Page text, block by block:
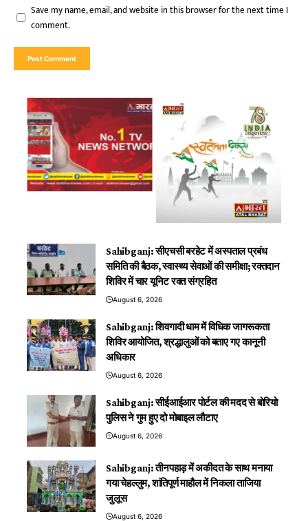
Save my name, email, and website in this browser for the next time I
comment.
Sahibganj: सीएचसी बरहेट में अस्पताल प्रबंध
समिति की बैठक, स्वास्थ्य सेवाओं की समीक्षा; रक्तदान
शिविर में चार यूनिट रक्त संग्रहित
August 6, 2026
Sahibganj: शिवगादी धाम में विधिक जागरूकता
शिविर आयोजित, श्रद्धालुओं को बताए गए कानूनी
अधिकार
August 6, 2026
Sahibganj: सीईआईआर पोर्टल की मदद से बोरियो
पुलिस ने गुम हुए दो मोबाइल लौटाए
August 6, 2026
Sahibganj: तीनपहाड़ में अकीदत के साथ मनाया
गया चेहल्लुम, शांतिपूर्ण माहौल में निकला ताजिया
जुलूस
August 6, 2026